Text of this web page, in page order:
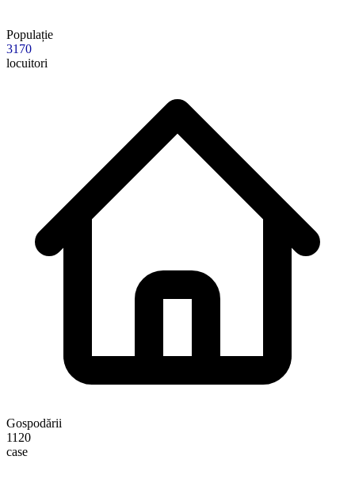
Populație
3170
locuitori
Gospodării
1120
case